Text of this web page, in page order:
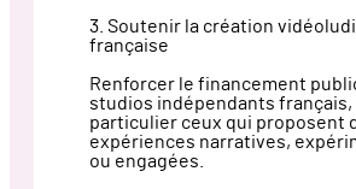
3. Soutenir la création
française
Renforcer le financement
studios indépendants français,
particulier ceux qui proposent
expériences narratives,
ou engagées.